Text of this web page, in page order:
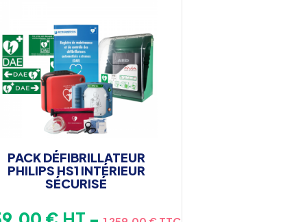
PACK DÉFIBRILLATEUR
PHILIPS HS1 INTÉRIEUR
SÉCURISÉ